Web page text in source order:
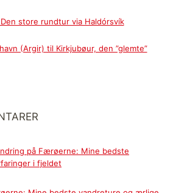
store rundtur via Haldórsvík
(Argir) til Kirkjubøur, den ”glemte”
på Færøerne: Mine bedste
i fjeldet